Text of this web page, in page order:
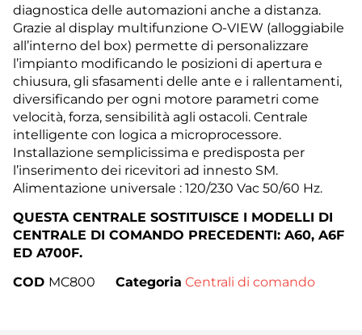
diagnostica delle automazioni anche a distanza.
Grazie al display multifunzione O-VIEW (alloggiabile
all’interno del box) permette di personalizzare
l’impianto modificando le posizioni di apertura e
chiusura, gli sfasamenti delle ante e i rallentamenti,
diversificando per ogni motore parametri come
velocità, forza, sensibilità agli ostacoli. Centrale
intelligente con logica a microprocessore.
Installazione semplicissima e predisposta per
l’inserimento dei ricevitori ad innesto SM.
Alimentazione universale : 120/230 Vac 50/60 Hz.
QUESTA CENTRALE SOSTITUISCE I MODELLI DI
CENTRALE DI COMANDO PRECEDENTI: A60, A6F
ED A700F.
COD MC800 Categoria Centrali di comando